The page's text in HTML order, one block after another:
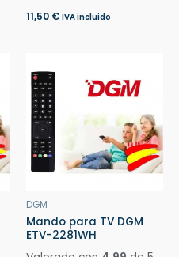
11,50 € IVA incluido
DGM
Mando para TV DGM
ETV-2281WH